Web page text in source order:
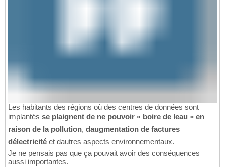
Les habitants des régions où des centres de données sont
implantés se plaignent de ne pouvoir « boire de leau » en
raison de la pollution, daugmentation de factures
délectricité et dautres aspects environnementaux.
Je ne pensais pas que ça pouvait avoir des conséquences
aussi importantes.